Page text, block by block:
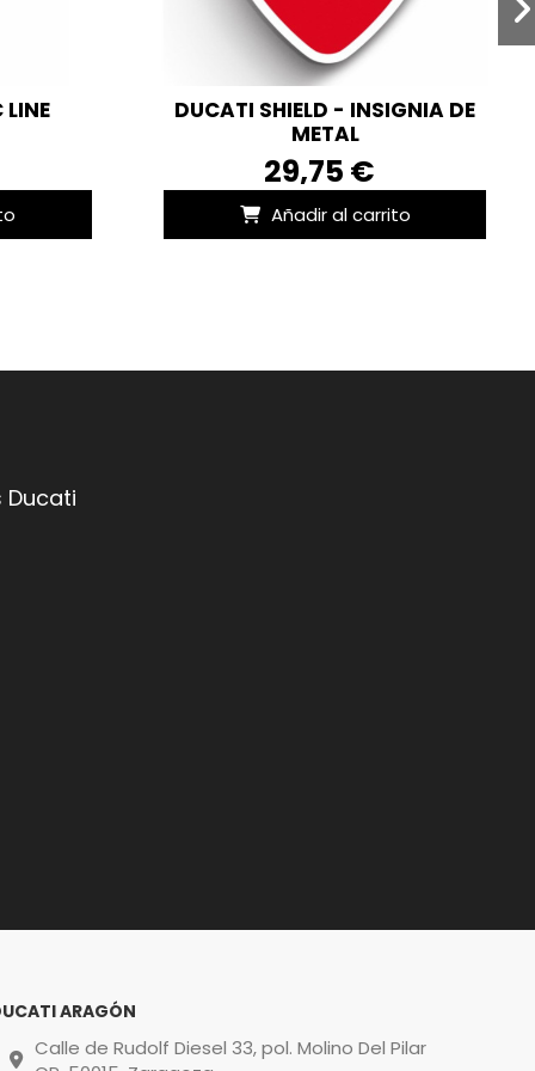
DUCATI SHIELD - INSIGNIA DE
METAL
29,75 €
Añadir al carrito
ARAGÓN
Calle de Rudolf Diesel 33, pol. Molino Del Pilar